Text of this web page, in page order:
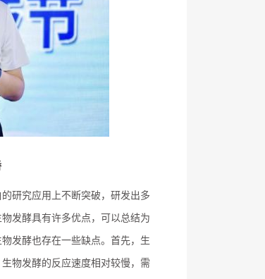
研究应用上不断突破，研发出多
发酵具有许多优点，可以总结为
发酵也存在一些缺点。首先，生
物发酵的反应速度相对较慢，需